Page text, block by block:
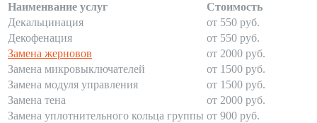
Наименвание услуг
Стоимость
Декальцинация
от 550 руб.
Декофенация
от 550 руб.
Замена жерновов
от 2000 руб.
Замена микровыключателей
от 1500 руб.
Замена модуля управления
от 1500 руб.
Замена тена
от 2000 руб.
Замена уплотнительного кольца группы от 900 руб.